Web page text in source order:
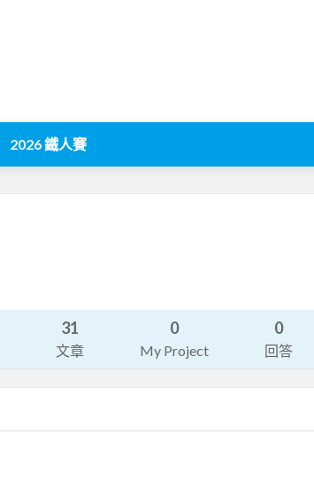
2026 鐵人賽
31
文章
0
My Project
0
回答